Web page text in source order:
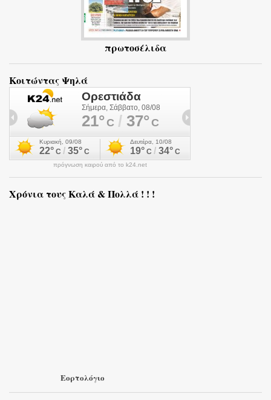
πρωτοσέλιδα
Κοιτώντας Ψηλά
πρόγνωση καιρού από το k24.net
Χρόνια τους Καλά & Πολλά ! ! !
Εορτολόγιο